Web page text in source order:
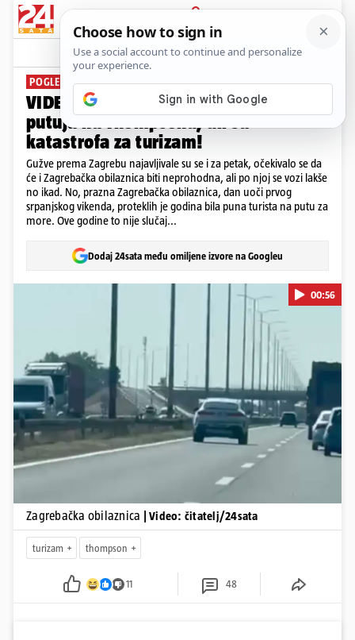
PRIJAVA
News Komentari
POGLEDAJTE CESTU!
VIDEO Ovo su sjajni prizori za sve koji
putuju na Thompsona, ali su
katastrofa za turizam!
Gužve prema Zagrebu najavljivale su se i za petak, očekivalo se da
će i Zagrebačka obilaznica biti neprohodna, ali po njoj se vozi lakše
no ikad. No, prazna Zagrebačka obilaznica, dan uoči prvog
srpanjskog vikenda, proteklih je godina bila puna turista na putu za
more. Ove godine to nije slučaj...
Dodaj 24sata među omiljene izvore na Googleu
Pokretanje videa...
00:56
Zagrebačka obilaznica | Video: čitatelj/24sata
turizam thompson
11 48